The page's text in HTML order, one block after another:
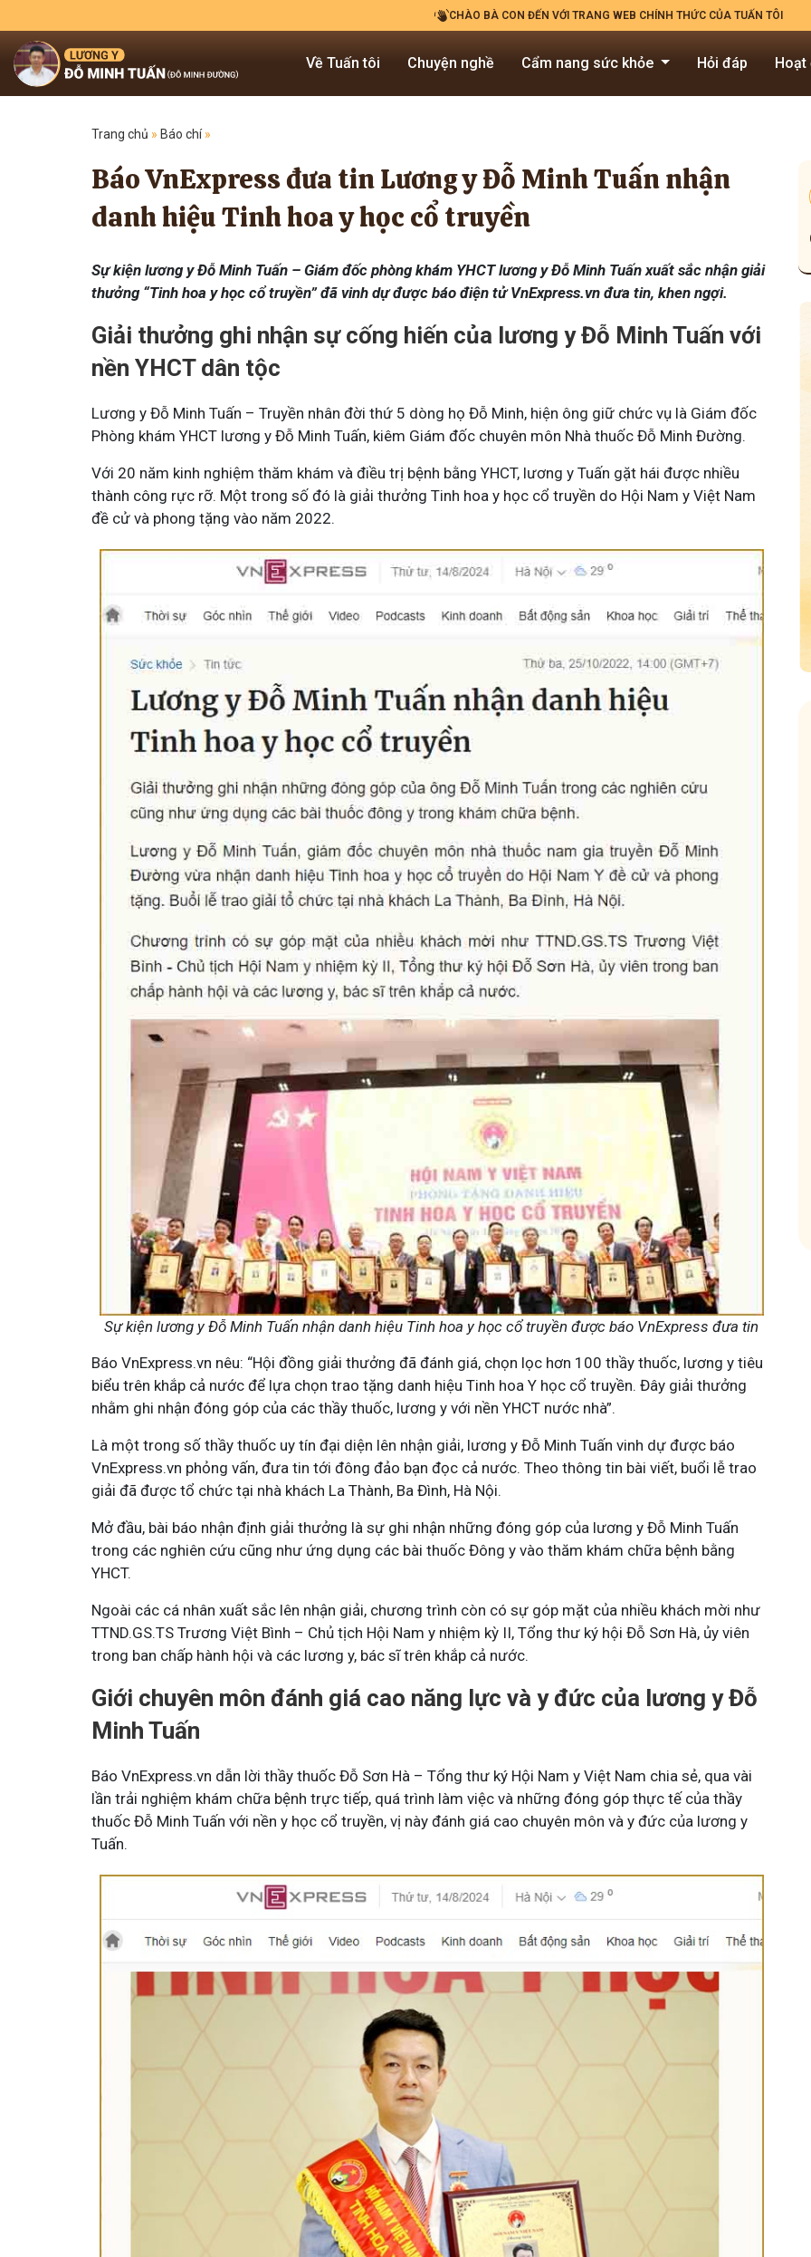
CHÀO BÀ CON ĐẾN VỚI TRANG WEB CHÍNH THỨC CỦA TUẤN TÔI
Về Tuấn tôi Chuyện nghề Cẩm nang sức khỏe Hỏi đáp Hoạt
Trang chủ » Báo chí»
Báo VnExpress đưa tin Lương y Đỗ Minh Tuấn nhận
danh hiệu Tinh hoa y học cổ truyền
Sự kiện lương y Đỗ Minh Tuấn – Giám đốc phòng khám YHCT lương y Đỗ Minh Tuấn xuất sắc nhận giải
thưởng “Tinh hoa y học cổ truyền” đã vinh dự được báo điện tử VnExpress.vn đưa tin, khen ngợi.
Giải thưởng ghi nhận sự cống hiến của lương y Đỗ Minh Tuấn với
nền YHCT dân tộc
Lương y Đỗ Minh Tuấn – Truyền nhân đời thứ 5 dòng họ Đỗ Minh, hiện ông giữ chức vụ là Giám đốc
Phòng khám YHCT lương y Đỗ Minh Tuấn, kiêm Giám đốc chuyên môn Nhà thuốc Đỗ Minh Đường.
Với 20 năm kinh nghiệm thăm khám và điều trị bệnh bằng YHCT, lương y Tuấn gặt hái được nhiều
thành công rực rỡ. Một trong số đó là giải thưởng Tinh hoa y học cổ truyền do Hội Nam y Việt Nam
đề cử và phong tặng vào năm 2022.
Sự kiện lương y Đỗ Minh Tuấn nhận danh hiệu Tinh hoa y học cổ truyền được báo VnExpress đưa tin
Báo VnExpress.vn nêu: “Hội đồng giải thưởng đã đánh giá, chọn lọc hơn 100 thầy thuốc, lương y tiêu
biểu trên khắp cả nước để lựa chọn trao tặng danh hiệu Tinh hoa Y học cổ truyền. Đây giải thưởng
nhằm ghi nhận đóng góp của các thầy thuốc, lương y với nền YHCT nước nhà”.
Là một trong số thầy thuốc uy tín đại diện lên nhận giải, lương y Đỗ Minh Tuấn vinh dự được báo
VnExpress.vn phỏng vấn, đưa tin tới đông đảo bạn đọc cả nước. Theo thông tin bài viết, buổi lễ trao
giải đã được tổ chức tại nhà khách La Thành, Ba Đình, Hà Nội.
Mở đầu, bài báo nhận định giải thưởng là sự ghi nhận những đóng góp của lương y Đỗ Minh Tuấn
trong các nghiên cứu cũng như ứng dụng các bài thuốc Đông y vào thăm khám chữa bệnh bằng
YHCT.
Ngoài các cá nhân xuất sắc lên nhận giải, chương trình còn có sự góp mặt của nhiều khách mời như
TTND.GS.TS Trương Việt Bình – Chủ tịch Hội Nam y nhiệm kỳ II, Tổng thư ký hội Đỗ Sơn Hà, ủy viên
trong ban chấp hành hội và các lương y, bác sĩ trên khắp cả nước.
Giới chuyên môn đánh giá cao năng lực và y đức của lương y Đỗ
Minh Tuấn
Báo VnExpress.vn dẫn lời thầy thuốc Đỗ Sơn Hà – Tổng thư ký Hội Nam y Việt Nam chia sẻ, qua vài
lần trải nghiệm khám chữa bệnh trực tiếp, quá trình làm việc và những đóng góp thực tế của thầy
thuốc Đỗ Minh Tuấn với nền y học cổ truyền, vị này đánh giá cao chuyên môn và y đức của lương y
Tuấn.
gây khó chịu và ảnh hưởng sinh hoạt.
sẻ cách giảm ngứa, làm dịu da và
95,5kthành viên
Góc nhỏ tôi chia sẻ với bà con về chuyện thuốc Nam, về
tất tần tật kiến thức sức khỏe và cách chăm sóc bản
Tham gia nhóm
85,3Kthành viên
Cộng đồng cho bà con gặp vấn đề xương khớp, cùng
Tuấn tôi học cách chăm sóc và điều trị để giảm đau, vận
Tham gia nhóm